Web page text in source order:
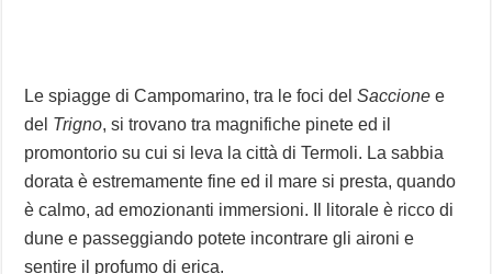
Le spiagge di Campomarino, tra le foci delSaccione e
del Trigno, si trovano tra magnifiche pinete ed il
promontorio su cui si leva la città di Termoli. La sabbia
dorata è estremamente fine ed il mare si presta, quando
è calmo, ad emozionanti immersioni. Il litorale è ricco di
dune e passeggiando potete incontrare gli aironi e
sentire il profumo di erica.